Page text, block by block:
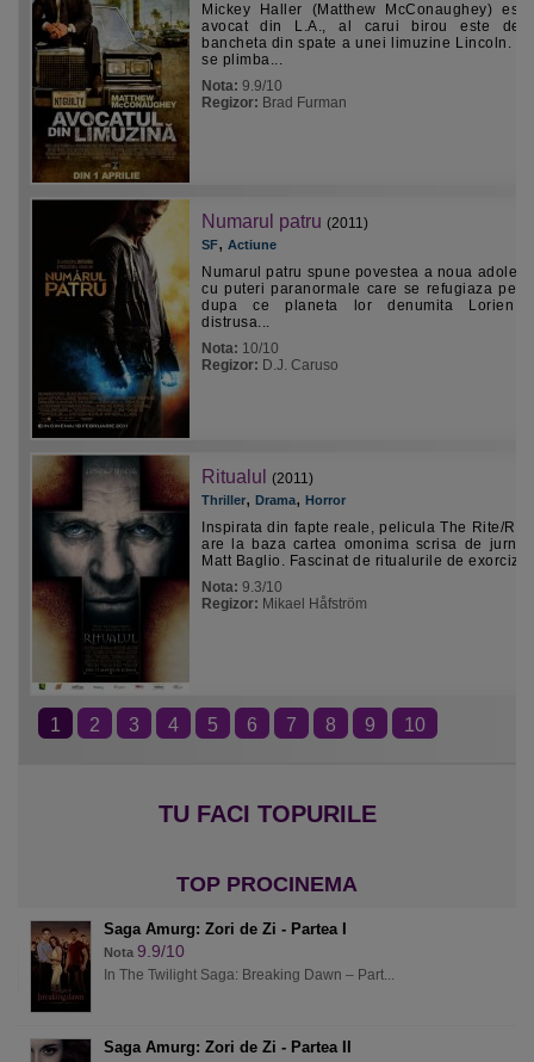
Mickey Haller (Matthew McConaughey)
avocat din L.A., al carui birou este de
bancheta din spate a unei limuzine Lincoln.
se plimba...
Nota: 9.9/10
Regizor: Brad Furman
Numarul patru (2011)
SF, Actiune
Numarul patru spune povestea a noua
cu puteri paranormale care se refugiaza pe
dupa ce planeta lor denumita Lorien
distrusa...
Nota: 10/10
Regizor: D.J. Caruso
Ritualul (2011)
Thriller, Drama, Horror
Inspirata din fapte reale, pelicula The Rite/
are la baza cartea omonima scrisa de
Matt Baglio. Fascinat de ritualurile de
Nota: 9.3/10
Regizor: Mikael Håfström
1 2 3 4 5 6 7 8 9 10
Saga Amurg: Zori de Zi - Partea I
Nota 9.9/10
In The Twilight Saga: Breaking Dawn – Part...
Saga Amurg: Zori de Zi - Partea II